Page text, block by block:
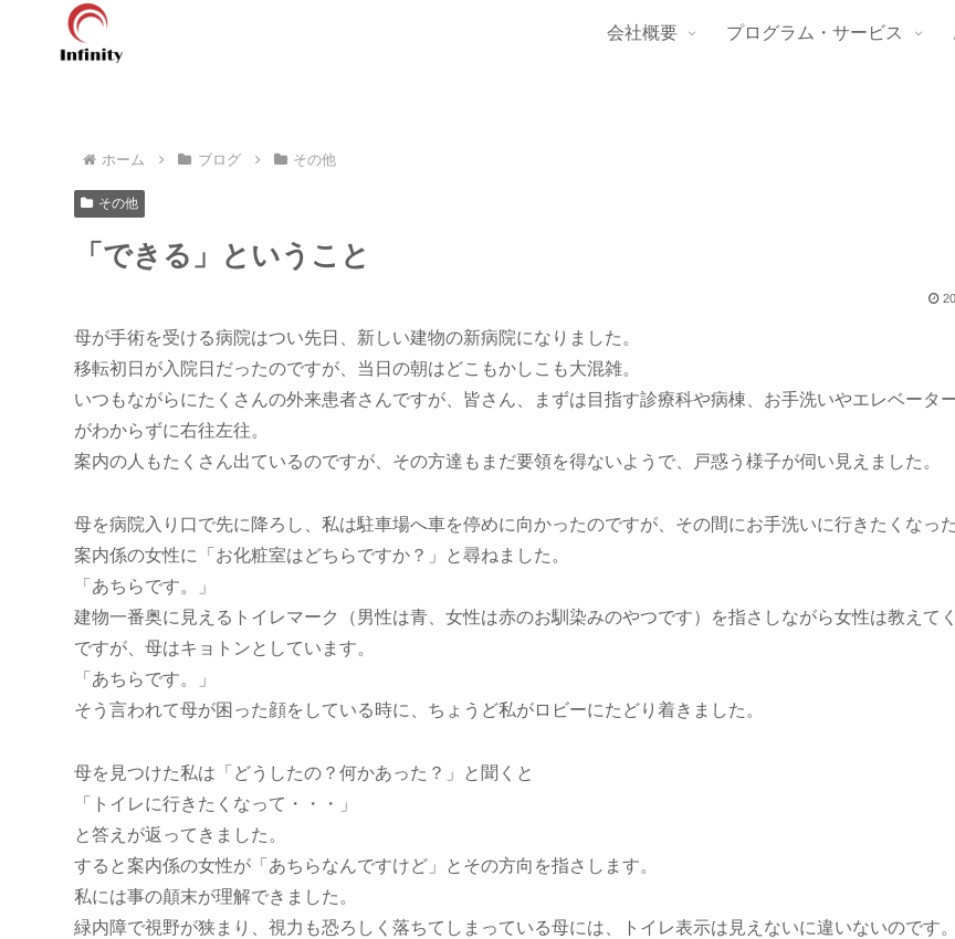
会社概要 プログラム・サービス
ホーム ブログ その他
その他
「できる」ということ
母が手術を受ける病院はつい先日、新しい建物の新病院になりました。
移転初日が入院日だったのですが、当日の朝はどこもかしこも大混雑。
いつもながらにたくさんの外来患者さんですが、皆さん、まずは目指す診療科や病棟、お手洗いやエレベータ
がわからずに右往左往。
案内の人もたくさん出ているのですが、その方達もまだ要領を得ないようで、戸惑う様子が伺い見えました。
母を病院入り口で先に降ろし、私は駐車場へ車を停めに向かったのですが、その間にお手洗いに行きたくなった
案内係の女性に「お化粧室はどちらですか？」と尋ねました。
「あちらです。」
建物一番奥に見えるトイレマーク（男性は青、女性は赤のお馴染みのやつです）を指さしながら女性は教えて
ですが、母はキョトンとしています。
「あちらです。」
そう言われて母が困った顔をしている時に、ちょうど私がロビーにたどり着きました。
母を見つけた私は「どうしたの？何かあった？」と聞くと
「トイレに行きたくなって・・・」
と答えが返ってきました。
すると案内係の女性が「あちらなんですけど」とその方向を指さします。
私には事の顛末が理解できました。
緑内障で視野が狭まり、視力も恐ろしく落ちてしまっている母には、トイレ表示は見えないに違いないのです。